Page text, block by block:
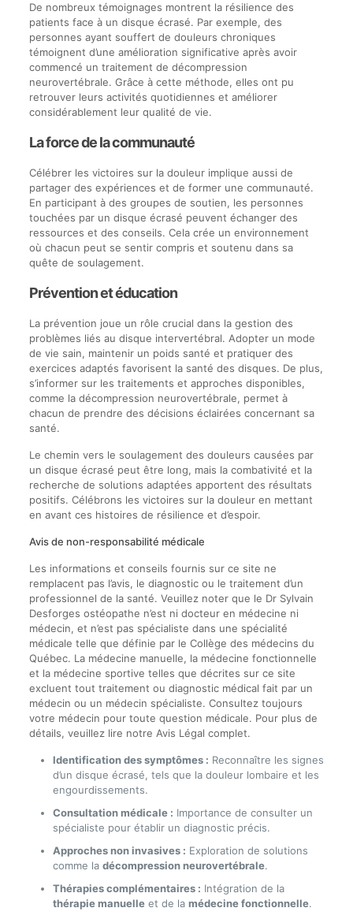
De nombreux témoignages montrent la résilience des
patients face à un disque écrasé. Par exemple, des
personnes ayant souffert de douleurs chroniques
témoignent d’une amélioration significative après avoir
commencé un traitement de décompression
neurovertébrale. Grâce à cette méthode, elles ont pu
retrouver leurs activités quotidiennes et améliorer
considérablement leur qualité de vie.
La force de la communauté
Célébrer les victoires sur la douleur implique aussi de
partager des expériences et de former une communauté.
En participant à des groupes de soutien, les personnes
touchées par un disque écrasé peuvent échanger des
ressources et des conseils. Cela crée un environnement
où chacun peut se sentir compris et soutenu dans sa
quête de soulagement.
Prévention et éducation
La prévention joue un rôle crucial dans la gestion des
problèmes liés au disque intervertébral. Adopter un mode
de vie sain, maintenir un poids santé et pratiquer des
exercices adaptés favorisent la santé des disques. De plus,
s’informer sur les traitements et approches disponibles,
comme la décompression neurovertébrale, permet à
chacun de prendre des décisions éclairées concernant sa
santé.
Le chemin vers le soulagement des douleurs causées par
un disque écrasé peut être long, mais la combativité et la
recherche de solutions adaptées apportent des résultats
positifs. Célébrons les victoires sur la douleur en mettant
en avant ces histoires de résilience et d’espoir.
Avis de non-responsabilité médicale
Les informations et conseils fournis sur ce site ne
remplacent pas l’avis, le diagnostic ou le traitement d’un
professionnel de la santé. Veuillez noter que le Dr Sylvain
Desforges ostéopathe n’est ni docteur en médecine ni
médecin, et n’est pas spécialiste dans une spécialité
médicale telle que définie par le Collège des médecins du
Québec. La médecine manuelle, la médecine fonctionnelle
et la médecine sportive telles que décrites sur ce site
excluent tout traitement ou diagnostic médical fait par un
médecin ou un médecin spécialiste. Consultez toujours
votre médecin pour toute question médicale. Pour plus de
détails, veuillez lire notre Avis Légal complet.
Identification des symptômes : Reconnaître les signes
d’un disque écrasé, tels que la douleur lombaire et les
engourdissements.
Consultation médicale : Importance de consulter un
spécialiste pour établir un diagnostic précis.
Approches non invasives : Exploration de solutions
comme la décompression neurovertébrale.
Thérapies complémentaires : Intégration de la
thérapie manuelleet de la médecine fonctionnelle.